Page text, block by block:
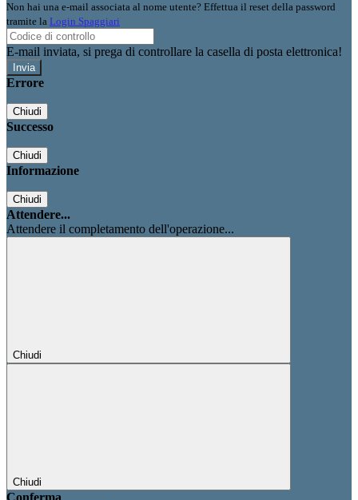
Non hai una e-mail associata al nome utente? Effettua il reset della password
tramite la Login Spaggiari
E-mail inviata, si prega di controllare la casella di posta elettronica!
Errore
Chiudi
Successo
Chiudi
Informazione
Chiudi
Attendere...
Attendere il completamento dell'operazione...
Chiudi
Chiudi